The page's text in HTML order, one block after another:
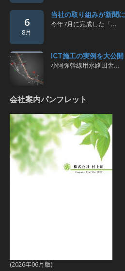
6
8月
当社の取り組みが新聞
今年7月に完成した「…
ICT施工の実例を大公開
小阿弥幹線用水路田舎…
会社案内パンフレット
(2026年06月版)